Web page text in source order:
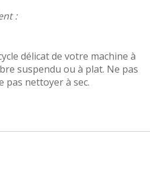
:
délicat de votre machine à
suspendu ou à plat. Ne pas
pas nettoyer à sec.